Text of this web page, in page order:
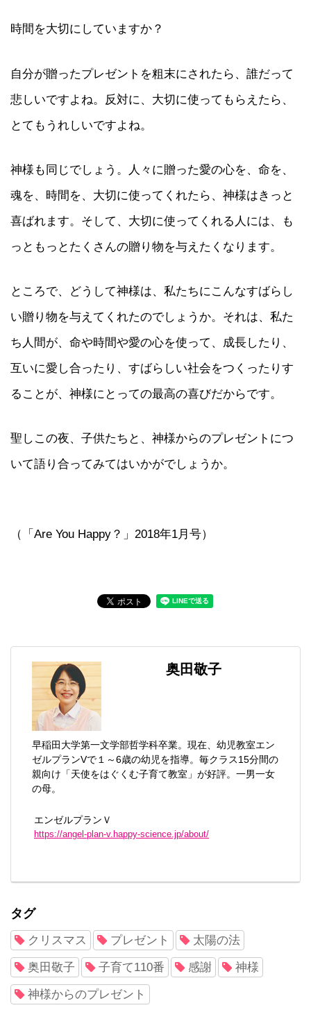
時間を大切にしていますか？
自分が贈ったプレゼントを粗末にされたら、誰だって
悲しいですよね。反対に、大切に使ってもらえたら、
とてもうれしいですよね。
神様も同じでしょう。人々に贈った愛の心を、命を、
魂を、時間を、大切に使ってくれたら、神様はきっと
喜ばれます。そして、大切に使ってくれる人には、も
っともっとたくさんの贈り物を与えたくなります。
ところで、どうして神様は、私たちにこんなすばらし
い贈り物を与えてくれたのでしょうか。それは、私た
ち人間が、命や時間や愛の心を使って、成長したり、
互いに愛し合ったり、すばらしい社会をつくったりす
ることが、神様にとっての最高の喜びだからです。
聖しこの夜、子供たちと、神様からのプレゼントにつ
いて語り合ってみてはいかがでしょうか。
（「Are You Happy？」2018年1月号）
奥田敬子
早稲田大学第一文学部哲学科卒業。現在、幼児教室エン
ゼルプランVで１～6歳の幼児を指導。毎クラス15分間の
親向け「天使をはぐくむ子育て教室」が好評。一男一女
の母。
エンゼルプランＶ
https://angel-plan-v.happy-science.jp/about/
タグ
クリスマス プレゼント 太陽の法
奥田敬子 子育て110番 感謝 神様
神様からのプレゼント